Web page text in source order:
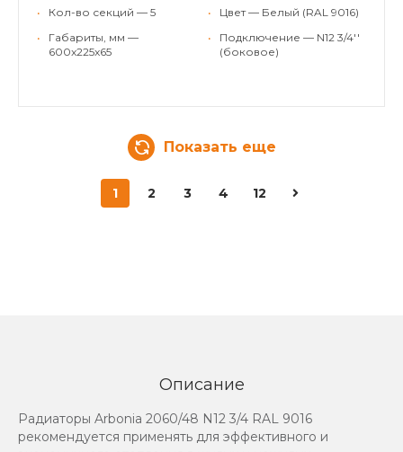
•
Кол-во секций — 5
•
Габариты, мм —
600x225x65
•
Цвет — Белый (RAL 9016)
•
Подключение — N12 3/4''
(боковое)
Показать еще
1 2 3 4 12
Описание
Радиаторы Arbonia 2060/48 N12 3/4 RAL 9016
рекомендуется применять для эффективного и